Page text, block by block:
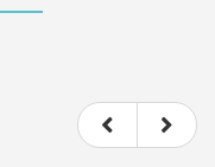
du film.
vos émotions